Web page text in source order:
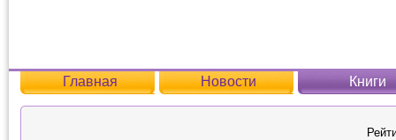
Главная Новости Книги